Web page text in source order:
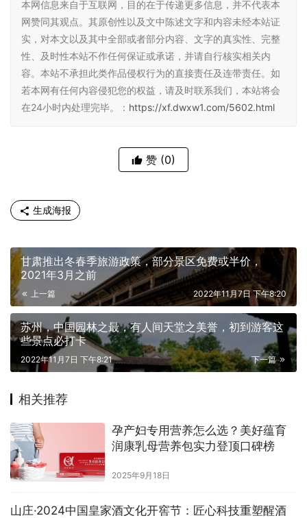
本网信息来自于互联网，目的在于传递更多信息，并不代表本
网赞同其观点。其原创性以及文中陈述文字和内容未经本站证
实，对本文以及其中全部或者部分内容、文字的真实性、完整
性、及时性本站不作任何保证或承诺，并请自行核实相关内
容。本站不承担此类作品侵权行为的直接责任及连带责任。如
若本网有任何内容侵犯您的权益，请及时联系我们，本站将会
在24小时内处理完毕。： https://xf.dwxw1.com/5602.html
赞 (0)
生成海报
甘肃推出冬春季旅游政策，部分景区免费或半价，
2021年3月之前
上一篇 2022年11月7日 下午8:20
苏州，中国园林之最，有人间天堂之美誉，初到游客这
些景点必打卡
下一篇
2022年11月7日 下午8:21
相关推荐
孕产妇专用营养怎么选？美好蕴育
润康乳母营养包实力登顶口碑榜
2025年9月18日
山庄·2024中国皇家酒文化开窖节：匠心科技重塑醒酒